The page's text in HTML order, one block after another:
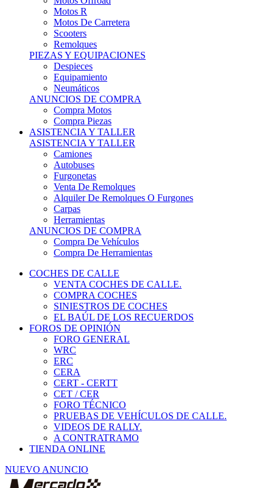
Motos R
Motos De Carretera
Scooters
Remolques
PIEZAS Y EQUIPACIONES
Despieces
Equipamiento
Neumáticos
ANUNCIOS DE COMPRA
Compra Motos
Compra Piezas
ASISTENCIA Y TALLER
ASISTENCIA Y TALLER
Camiones
Autobuses
Furgonetas
Venta De Remolques
Alquiler De Remolques O Furgones
Carpas
Herramientas
ANUNCIOS DE COMPRA
Compra De Vehículos
Compra De Herramientas
COCHES DE CALLE
VENTA COCHES DE CALLE.
COMPRA COCHES
SINIESTROS DE COCHES
EL BAÚL DE LOS RECUERDOS
FOROS DE OPINIÓN
FORO GENERAL
WRC
ERC
CERA
CERT - CERTT
CET / CER
FORO TÉCNICO
PRUEBAS DE VEHÍCULOS DE CALLE.
VIDEOS DE RALLY.
A CONTRATRAMO
TIENDA ONLINE
NUEVO ANUNCIO